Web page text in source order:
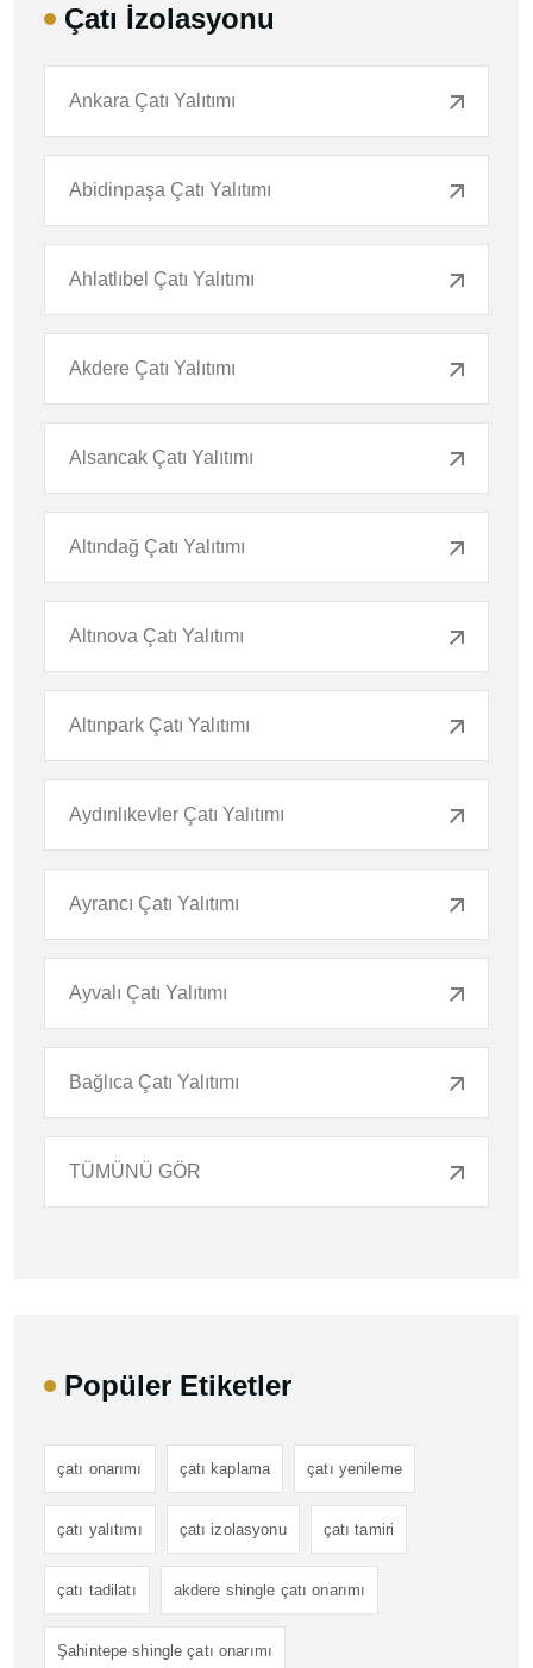
Çatı İzolasyonu
Ankara Çatı Yalıtımı
Abidinpaşa Çatı Yalıtımı
Ahlatlıbel Çatı Yalıtımı
Akdere Çatı Yalıtımı
Alsancak Çatı Yalıtımı
Altındağ Çatı Yalıtımı
Altınova Çatı Yalıtımı
Altınpark Çatı Yalıtımı
Aydınlıkevler Çatı Yalıtımı
Ayrancı Çatı Yalıtımı
Ayvalı Çatı Yalıtımı
Bağlıca Çatı Yalıtımı
TÜMÜNÜ GÖR
Popüler Etiketler
çatı onarımı çatı kaplama çatı yenileme
çatı yalıtımı çatı izolasyonu çatı tamiri
çatı tadilatı akdere shingle çatı onarımı
Şahintepe shingle çatı onarımı